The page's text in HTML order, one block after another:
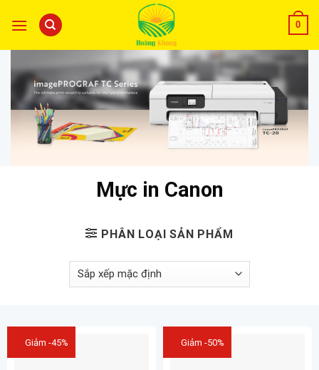
0
Mực in Canon
PHÂN LOẠI SẢN PHẨM
Giảm -45% Giảm -50%